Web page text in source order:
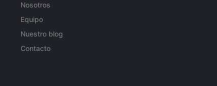
Nosotros
Equipo
Nuestro blog
Contacto